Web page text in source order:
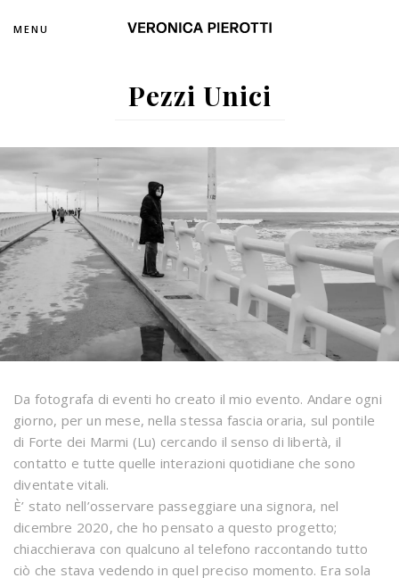
MENU
Pezzi Unici
Da fotografa di eventi ho creato il mio evento. Andare ogni
giorno, per un mese, nella stessa fascia oraria, sul pontile
di Forte dei Marmi (Lu) cercando il senso di libertà, il
contatto e tutte quelle interazioni quotidiane che sono
diventate vitali.
È’ stato nell’osservare passeggiare una signora, nel
dicembre 2020, che ho pensato a questo progetto;
chiacchierava con qualcuno al telefono raccontando tutto
ciò che stava vedendo in quel preciso momento. Era sola